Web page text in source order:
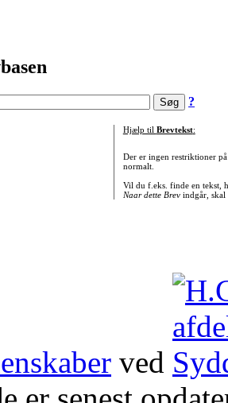
?
Hjælp til Brevtekst:
Der er ingen restriktioner
normalt.
Vil du f.eks. finde en tekst,
Naar dette Brevindgår, skal
ved